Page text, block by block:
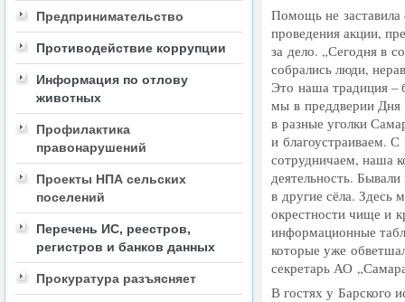
Предпринимательство
Противодействие коррупции
Информация по отлову
животных
Профилактика
правонарушений
Проекты НПА сельских
поселений
Перечень ИС, реестров,
регистров и банков данных
Прокуратура разъясняет
Помощь не заставила
проведения акции,
за дело. „Сегодня в
собрались люди,
Это наша традиция –
мы в преддверии Дня
в разные уголки
и благоустраиваем.
сотрудничаем, наша
деятельность.
в другие сёла. Здесь
окрестности чище и
информационные
которые уже
секретарь АО
В гостях у Барского